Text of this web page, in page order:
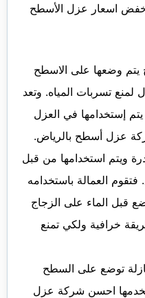
خفض اسعار عزل الأسطح
يتم وضعها على الاسطح
لمنع تسربات المياه. وتعد
إستخدامها في العزل
عزل أسطح بالرياض.
ويتم استخدامها من قبل
العمالة باستخدامه
قبل الماء على الزجاج
خرافية ولكي تمنع
توضع على السطح
احسن شركة عزل